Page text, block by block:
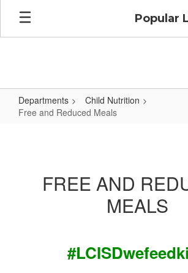
Skip
main
Popular
Departments
Child Nutrition
Free and Reduced Meals
MealsFREE AND
MEALS